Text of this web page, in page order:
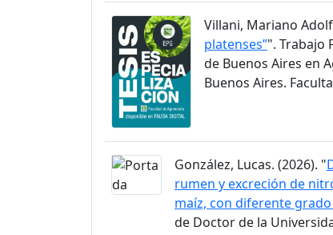
Villani, Mariano
platenses”". Trabajo
de Buenos Aires en
Buenos Aires.
González, Lucas. (2026). "
rumen y excreción de
maíz, con diferente
de Doctor de la